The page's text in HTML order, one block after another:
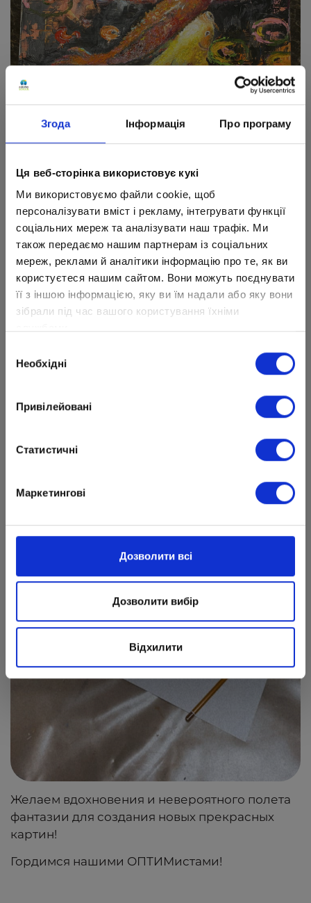
Згода Інформація Про програму
Ця веб-сторінка використовує кукі
Ми використовуємо файли cookie, щоб
персоналізувати вміст і рекламу, інтегрувати функції
соціальних мереж та аналізувати наш трафік. Ми
також передаємо нашим партнерам із соціальних
мереж, реклами й аналітики інформацію про те, як ви
користуєтеся нашим сайтом. Вони можуть поєднувати
її з іншою інформацією, яку ви їм надали або яку вони
зібрали під час вашого користування їхніми
згоди
Необхідні
Привілейовані
Статистичні
Маркетингові
Дозволити всі
Дозволити вибір
Відхилити
Хрупкая Елена вкладывает нежность и любовь
Сегодня Елена делится своим талантом со
всем миром, оттачивает умения и изучает
новые техники рисования.
Желаем вдохновения и невероятного полета
фантазии для создания новых прекрасных
картин!
Гордимся нашими ОПТИМистами!